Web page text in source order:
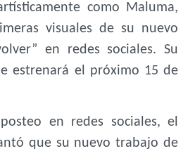
como Maluma,
visuales de su nuevo
en redes sociales. Su
estrenará el próximo 15 de
en redes sociales, el
que su nuevo trabajo de